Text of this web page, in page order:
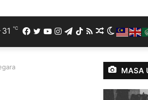
Switch
skin
Random
Article
RSS
TikTok
Telegram
Instagram
YouTube
Twitter
Facebook
31 ℃
MASA